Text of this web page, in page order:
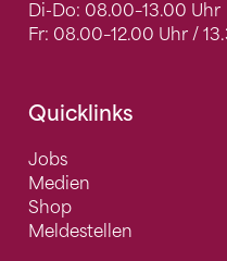
Di-Do: 08.00–13.00 Uhr
Fr: 08.00–12.00 Uhr /
Quicklinks
Jobs
Medien
Shop
Meldestellen